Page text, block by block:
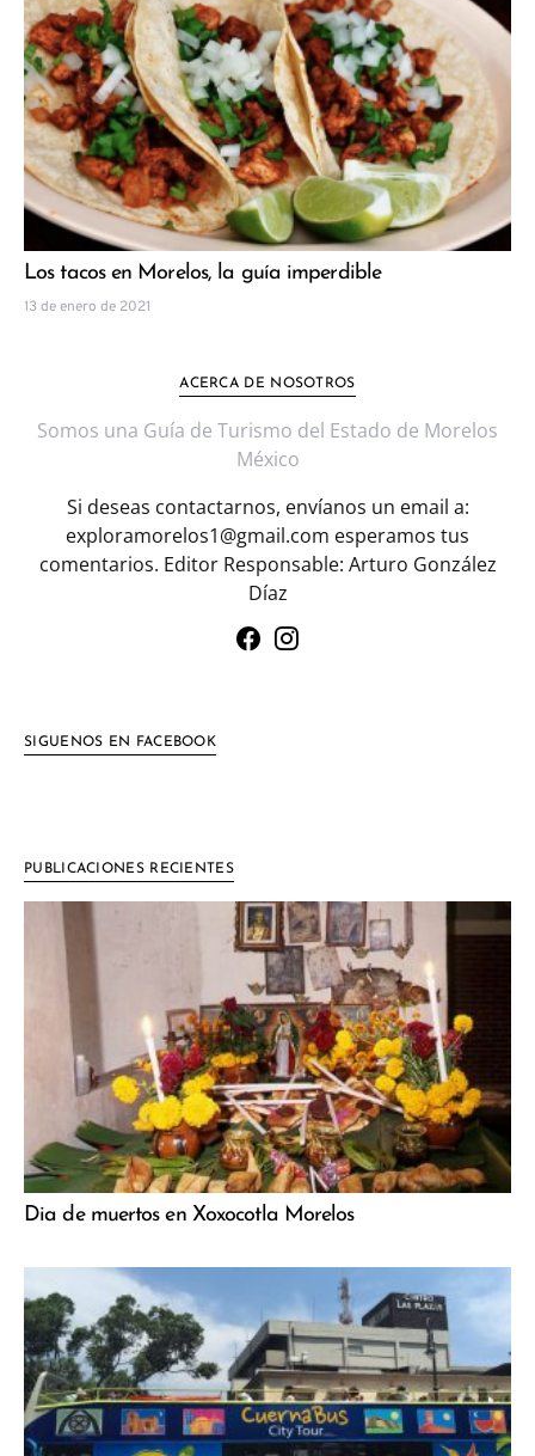
Los tacos en Morelos, la guía imperdible
13 de enero de 2021
ACERCA DE NOSOTROS
Somos una Guía de Turismo del Estado de Morelos
México
Si deseas contactarnos, envíanos un email a:
exploramorelos1@gmail.com esperamos tus
comentarios. Editor Responsable: Arturo González
Díaz
SIGUENOS EN FACEBOOK
PUBLICACIONES RECIENTES
Dia de muertos en Xoxocotla Morelos